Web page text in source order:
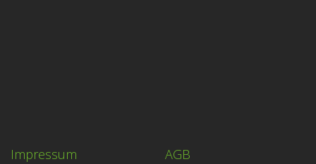
Impressum AGB